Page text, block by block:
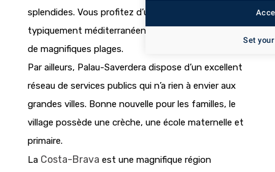
splendides. Vous profitez d’un paysage
typiquement méditerranéen, parsemé de criques et
de magnifiques plages.
Par ailleurs, Palau-Saverdera dispose d’un excellent
réseau de services publics qui n’a rien à envier aux
grandes villes. Bonne nouvelle pour les familles, le
village possède une crèche, une école maternelle et
primaire.
La Costa-Brava est une magnifique région
Set